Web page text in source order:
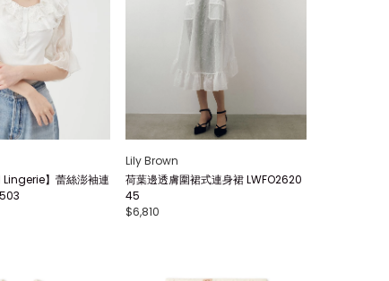
Lingerie】蕾絲澎袖連
Lily Brown
荷葉邊透膚圍裙式連身裙 LWFO2620
45
$6,810